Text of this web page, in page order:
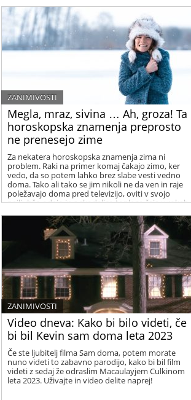
Megla, mraz, sivina … Ah, groza! Ta
horoskopska znamenja preprosto
ne prenesejo zime
ZANIMIVOSTI
Za nekatera horoskopska znamenja zima ni
problem. Raki na primer komaj čakajo zimo, ker
vedo, da so potem lahko brez slabe vesti vedno
doma. Tako ali tako se jim nikoli ne da ven in raje
poležavajo doma pred televizijo, oviti v svojo
najljubšo odejo in s skodelico toplega čaja v rokah.
mora …ste med njimi?
Video dneva: Kako bi bilo videti, če
bi bil Kevin sam doma leta 2023
ZANIMIVOSTI
Če ste ljubitelj filma Sam doma, potem morate
nuno videti to zabavno parodijo, kako bi bil film
videti z sedaj že odraslim Macaulayjem Culkinom
leta 2023. Uživajte in video delite naprej!